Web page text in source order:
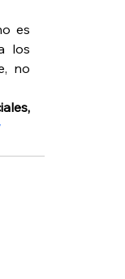
es
los
no
Sígueme en mis redes sociales,